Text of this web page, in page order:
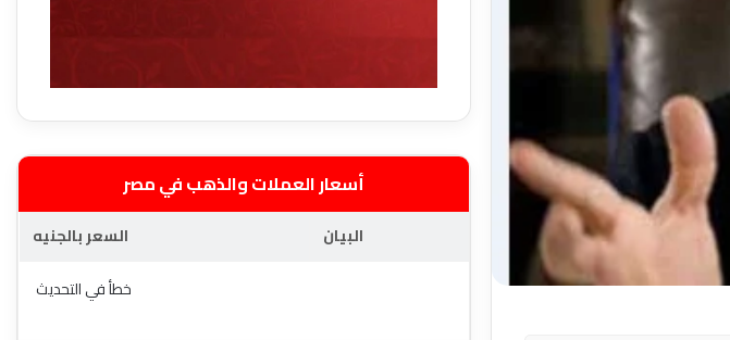
أسعار العملات والذهب في مصر
البيان
السعر بالجنيه
خطأ في التحديث